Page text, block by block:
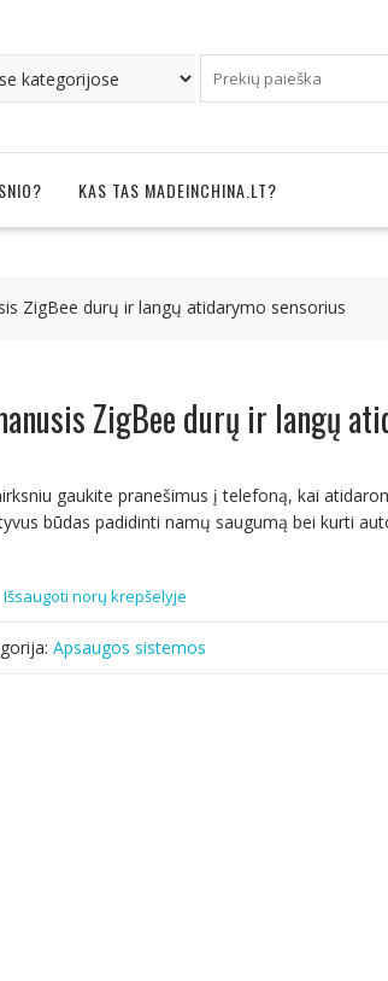
KAS TAS MADEINCHINA.LT?
ZigBee durų ir langų atidarymo sensorius
ZigBee durų ir langų
gaukite pranešimus į telefoną, kai
būdas padidinti namų saugumą bei kurti
Išsaugoti norų krepšelyje
Apsaugos sistemos